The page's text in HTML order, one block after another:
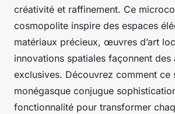
créativité et raffinement. Ce
cosmopolite inspire des espaces
matériaux précieux, œuvres d’art
innovations spatiales façonnent des
exclusives. Découvrez comment ce
monégasque conjugue
fonctionnalité pour transformer